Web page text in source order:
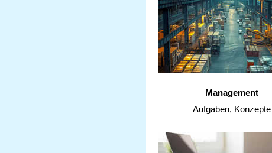
Management
Aufgaben, Konzepte